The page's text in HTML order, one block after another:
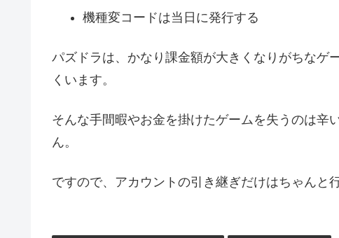
機種変コードは当日に発行する
パズドラは、かなり課金額が大きくなりがちなゲ
くいます。
そんな手間暇やお金を掛けたゲームを失うのは辛
ん。
ですので、アカウントの引き継ぎだけはちゃんと